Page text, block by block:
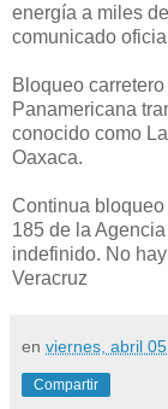
energía a miles
comunicado
Bloqueo
Panamericana
conocido como
Oaxaca.
Continua bloqueo
185 de la
indefinido. No
Veracruz
en viernes, abril
Compartir